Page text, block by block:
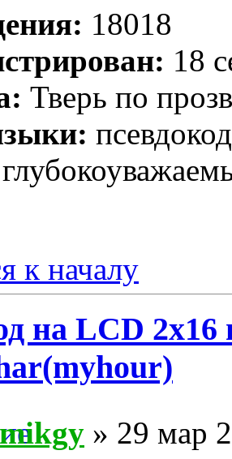
18018
18
Тверь по
к началу
на LCD 2х16
» 29 мар